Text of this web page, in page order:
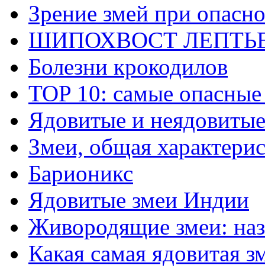
Зрение змей при
ШИПОХВОСТ
Болезни крокодилов
TOP 10: самые
Ядовитые и
Змеи, общая
Барионикс
Ядовитые змеи Индии
Живородящие змеи:
Какая самая ядовитая